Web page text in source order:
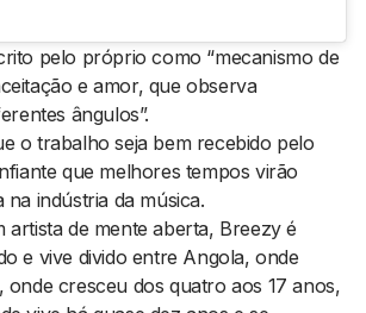
pelo próprio como “mecanismo de
e amor, que observa
ângulos”.
o trabalho seja bem recebido pelo
que melhores tempos virão
na indústria da música.
artista de mente aberta, Breezy é
e vive divido entre Angola, onde
onde cresceu dos quatro aos 17 anos,